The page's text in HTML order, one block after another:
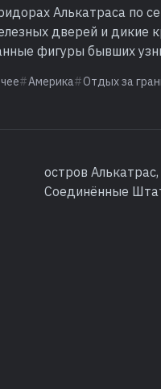
Алькатраса по
дверей и дикие
фигуры бывших
Америка Отдых за
остров
Соединённые